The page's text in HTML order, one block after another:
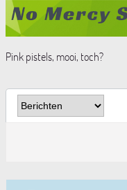
Pink pistels, mooi, toch?